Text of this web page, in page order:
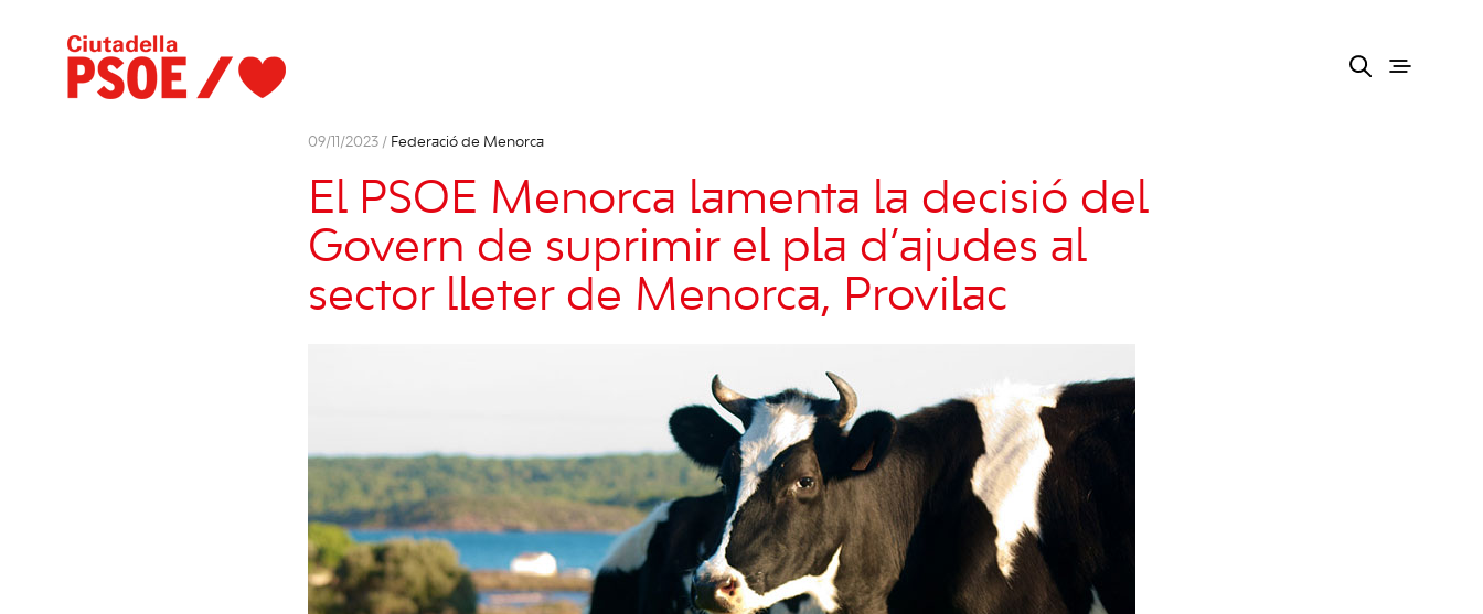
09/11/2023 / Federació de Menorca
El PSOE Menorca lamenta la decisió del
Govern de suprimir el pla d’ajudes al
sector lleter de Menorca, Provilac